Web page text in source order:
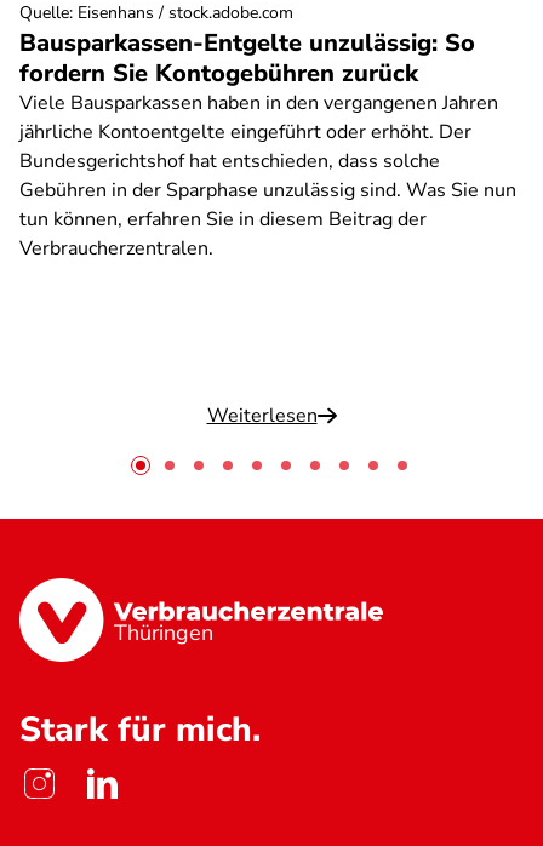
Bausparkassen-Entgelte unzulässig: So
fordern Sie Kontogebühren zurück
Viele Bausparkassen haben in den vergangenen Jahren
jährliche Kontoentgelte eingeführt oder erhöht. Der
Bundesgerichtshof hat entschieden, dass solche
Gebühren in der Sparphase unzulässig sind. Was Sie nun
tun können, erfahren Sie in diesem Beitrag der
Verbraucherzentralen.
Weiterlesen
Quelle: Eisenhans / stock.adobe.com
Thüringen
Stark für mich.